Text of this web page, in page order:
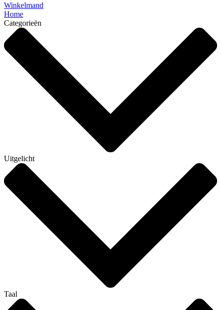
Winkelmand
Home
Categorieën
Uitgelicht
Taal